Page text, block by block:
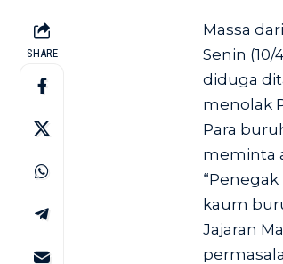
SHARE
Massa
Senin
diduga
menolak
Para
meminta
kaum
Jajaran